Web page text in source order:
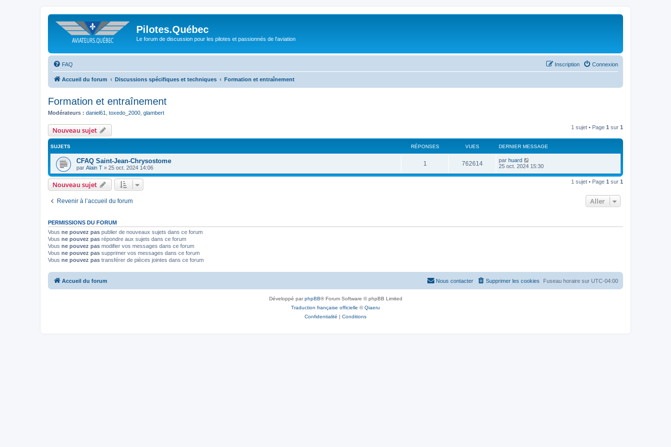
Pilotes.Québec
Le forum de discussion pour les pilotes et passionnés de l'aviation
FAQ Connexion
Inscription
Accueil du forum Discussions spécifiques et techniques Formation et entraînement
Formation et entraînement
Modérateurs : daniel61 toxedo_2000 glambert
Nouveau sujet 1 sujet • Page 1 sur 1
SUJETS RÉPONSES VUES DERNIER MESSAGE
CFAQ Saint-Jean-Chrysostome
par Alain T » 25 oct. 2024 14:06
1 762614 par huard
25 oct. 2024 15:30
Nouveau sujet 1 sujet • Page 1 sur 1
Revenir à l’accueil du forum Aller
PERMISSIONS DU FORUM
Vous ne pouvez pas publier de nouveaux sujets dans ce forum
Vous ne pouvez pas répondre aux sujets dans ce forum
Vous ne pouvez pas modifier vos messages dans ce forum
Vous ne pouvez pas supprimer vos messages dans ce forum
Vous ne pouvez pas transférer de pièces jointes dans ce forum
Accueil du forum Fuseau horaire sur UTC-04:00
Supprimer les cookies
Nous contacter
Développé parphpBB® Forum Software © phpBB Limited
Traduction française officielle ©Qiaeru
Confidentialité | Conditions